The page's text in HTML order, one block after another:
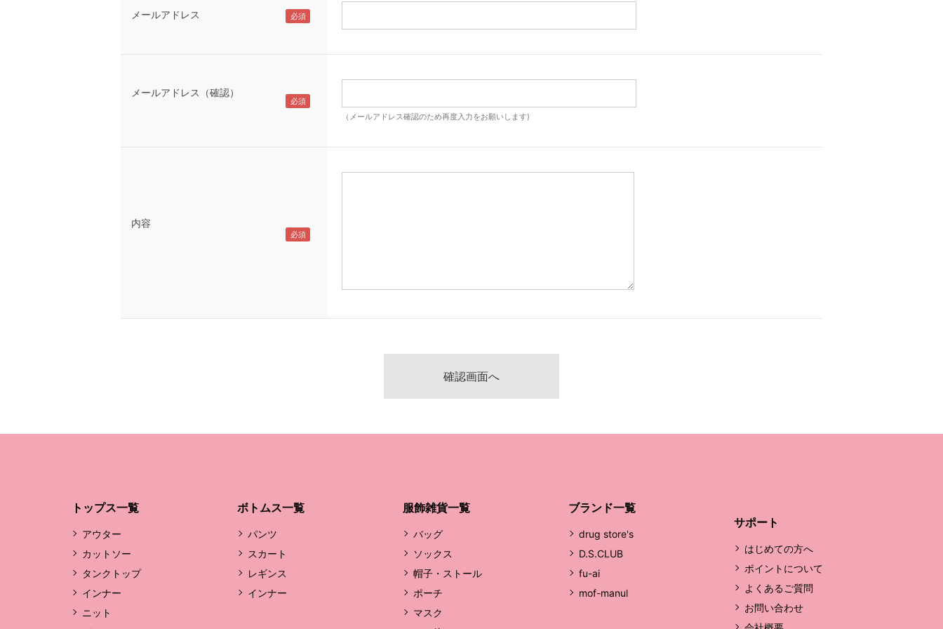
メールアドレス
メールアドレス（確認）
（メールアドレス確認のため再度入力をお願いします)
内容
トップス一覧
アウター
カットソー
タンクトップ
インナー
ニット
ボトムス一覧
パンツ
スカート
レギンス
インナー
服飾雑貨一覧
バッグ
ソックス
帽子・ストール
ポーチ
マスク
ブランド一覧
drug store's
D.S.CLUB
fu-ai
mof-manul
サポート
はじめての方へ
ポイントについて
よくあるご質問
お問い合わせ